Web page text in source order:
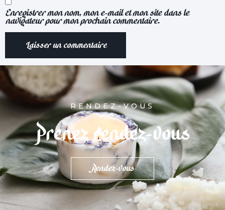
Enregistrer mon nom, mon e-mail et mon site dans le
navigateur pour mon prochain commentaire.
RENDEZ-VOUS
Prenez rendez-vous
Rendez-vous